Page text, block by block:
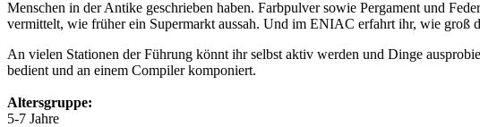
Menschen in der Antike geschrieben haben. Farbpulver sowie Pergament und
vermittelt, wie früher ein Supermarkt aussah. Und im ENIAC erfahrt ihr, wie groß
An vielen Stationen der Führung könnt ihr selbst aktiv werden und Dinge
bedient und an einem Compiler komponiert.
Altersgruppe:
5-7 Jahre